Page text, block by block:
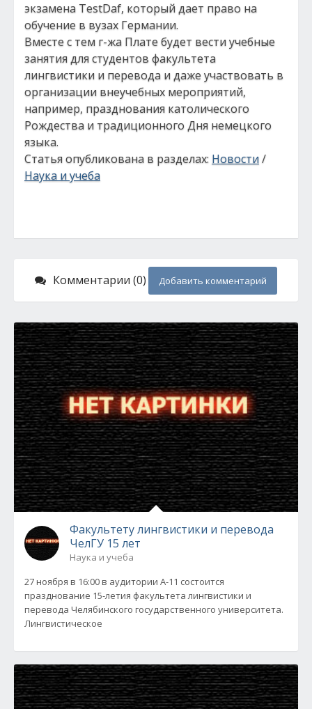
экзамена TestDaf, который дает право на
обучение в вузах Германии.
Вместе с тем г-жа Плате будет вести учебные
занятия для студентов факультета
лингвистики и перевода и даже участвовать в
организации внеучебных мероприятий,
например, празднования католического
Рождества и традиционного Дня немецкого
языка.
Статья опубликована в разделах: Новости/
Наука и учеба
Комментарии (0) Добавить комментарий
Факультету лингвистики и перевода
ЧелГУ 15 лет
Наука и учеба
27 ноября в 16:00 в аудитории А-11 состоится
празднование 15-летия факультета лингвистики и
перевода Челябинского государственного университета.
Лингвистическое